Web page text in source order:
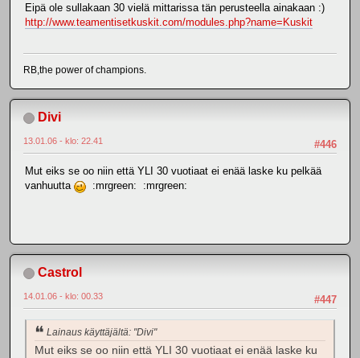
Eipä ole sullakaan 30 vielä mittarissa tän perusteella ainakaan :)
http://www.teamentisetkuskit.com/modules.php?name=Kuskit
RB,the power of champions.
Divi
#446
13.01.06 - klo: 22.41
Mut eiks se oo niin että YLI 30 vuotiaat ei enää laske ku pelkää
vanhuutta
:mrgreen: :mrgreen:
Castrol
#447
14.01.06 - klo: 00.33
Lainaus käyttäjältä: "Divi"
Mut eiks se oo niin että YLI 30 vuotiaat ei enää laske ku